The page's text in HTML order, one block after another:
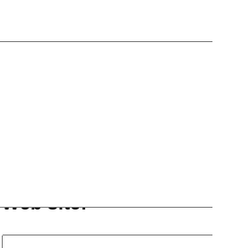
Web site: